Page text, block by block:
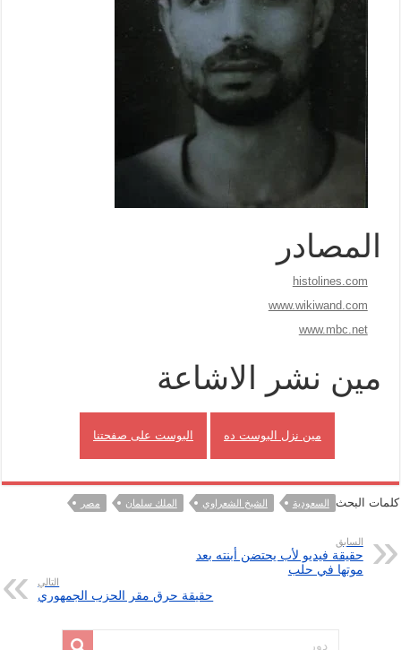
المصادر
histolines.com
www.wikiwand.com
www.mbc.net
مين نشر الاشاعة
مين نزل البوست ده البوست على صفحتنا
كلمات البحث السعودية الشيخ الشعراوي الملك سلمان مصر
السابق
حقيقة فيديو لأب يحتضن أبنته بعد
موتها في حلب
التالي
حقيقة حرق مقر الحزب الجمهوري